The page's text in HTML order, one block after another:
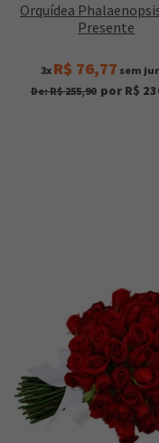
Orquídea
Presente
3x R$ 76,77 sem
De: R$ 255,90 por R$